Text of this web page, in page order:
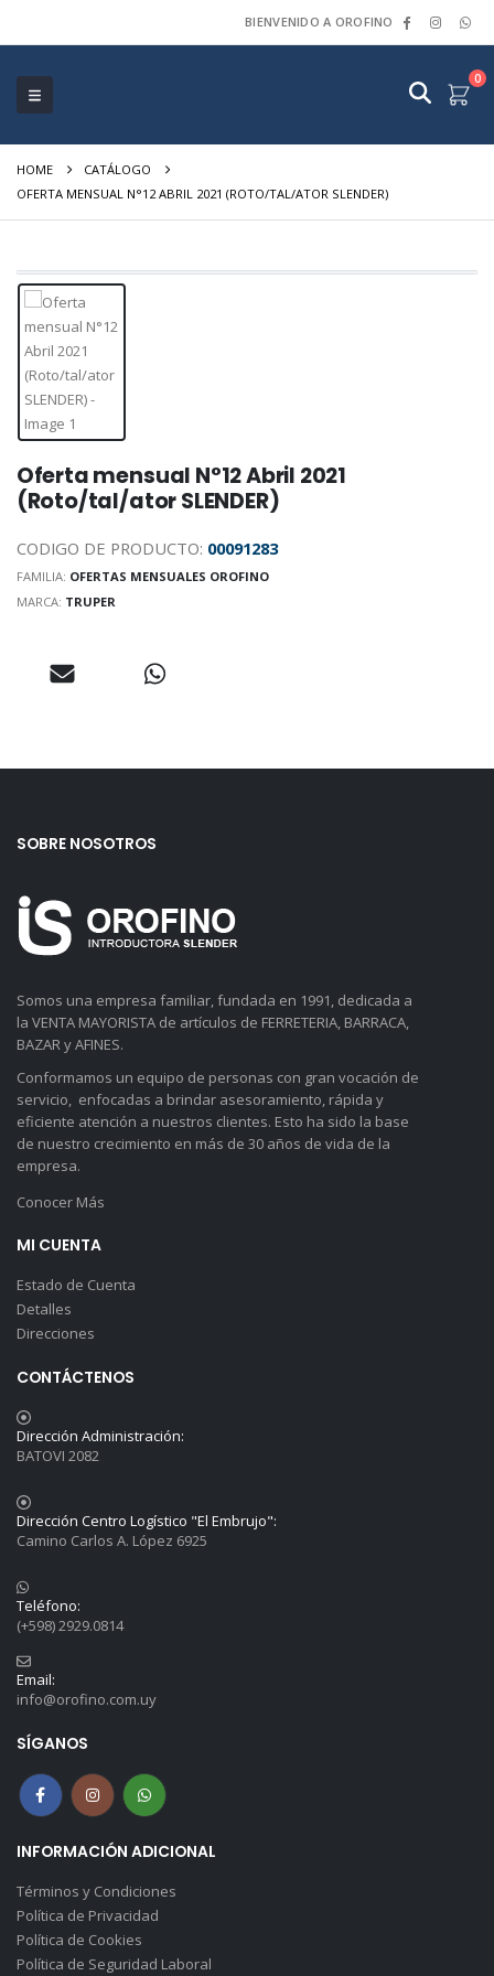
BIENVENIDO A OROFINO
0
HOME
CATÁLOGO
OFERTA MENSUAL N°12 ABRIL 2021 (ROTO/TAL/ATOR SLENDER)
Oferta mensual N°12 Abril 2021
(Roto/tal/ator SLENDER)
CODIGO DE PRODUCTO: 00091283
FAMILIA: OFERTAS MENSUALES OROFINO
MARCA: TRUPER
SOBRE NOSOTROS
Somos una empresa familiar, fundada en 1991, dedicada a
la VENTA MAYORISTA de artículos de FERRETERIA, BARRACA,
BAZAR y AFINES.
Conformamos un equipo de personas con gran vocación de
servicio, enfocadas a brindar asesoramiento, rápida y
eficiente atención a nuestros clientes. Esto ha sido la base
de nuestro crecimiento en más de 30 años de vida de la
empresa.
Conocer Más
MI CUENTA
Estado de Cuenta
Detalles
Direcciones
CONTÁCTENOS
Dirección Administración:
BATOVI 2082
Dirección Centro Logístico "El Embrujo":
Camino Carlos A. López 6925
Teléfono:
(+598) 2929.0814
Email:
info@orofino.com.uy
SÍGANOS
INFORMACIÓN ADICIONAL
Términos y Condiciones
Política de Privacidad
Política de Cookies
Política de Seguridad Laboral